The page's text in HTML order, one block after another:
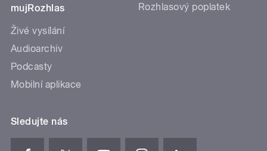
mujRozhlas
Živé vysílání
Audioarchiv
Podcasty
Mobilní aplikace
Rozhlasový poplatek
Sledujte nás